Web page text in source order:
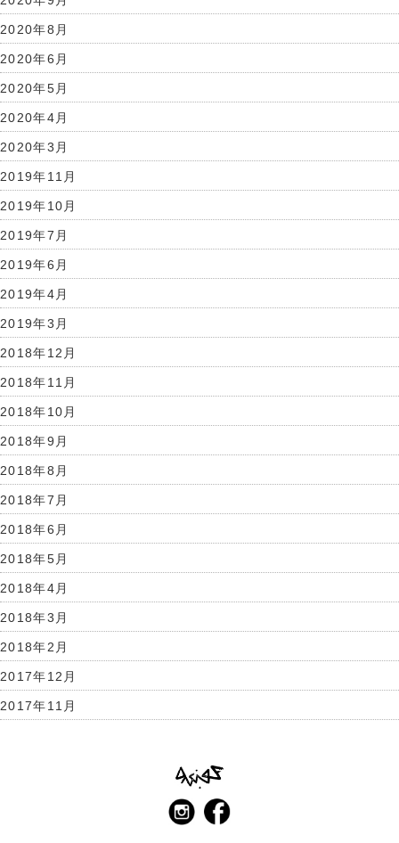
2020年8月
2020年6月
2020年5月
2020年4月
2020年3月
2019年11月
2019年10月
2019年7月
2019年6月
2019年4月
2019年3月
2018年12月
2018年11月
2018年10月
2018年9月
2018年8月
2018年7月
2018年6月
2018年5月
2018年4月
2018年3月
2018年2月
2017年12月
2017年11月